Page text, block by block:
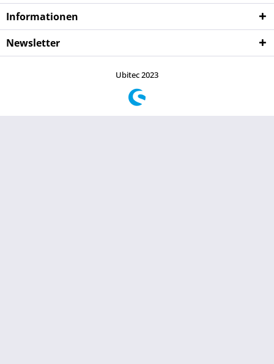
Informationen
Newsletter
Ubitec 2023